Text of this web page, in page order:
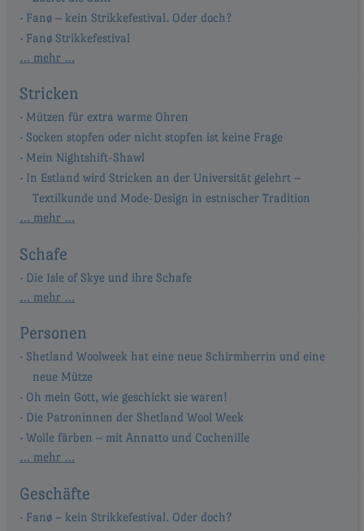
Fanø – kein Strikkefestival. Oder doch?
Fanø Strikkefestival
… mehr …
Stricken
Mützen für extra warme Ohren
Socken stopfen oder nicht stopfen ist keine Frage
Mein Nightshift-Shawl
In Estland wird Stricken an der Universität gelehrt –
Textilkunde und Mode-Design in estnischer Tradition
… mehr …
Schafe
Die Isle of Skye und ihre Schafe
… mehr …
Personen
Shetland Woolweek hat eine neue Schirmherrin und eine
neue Mütze
Oh mein Gott, wie geschickt sie waren!
Die Patroninnen der Shetland Wool Week
Wolle färben – mit Annatto und Cochenille
… mehr …
Geschäfte
Fanø – kein Strikkefestival. Oder doch?